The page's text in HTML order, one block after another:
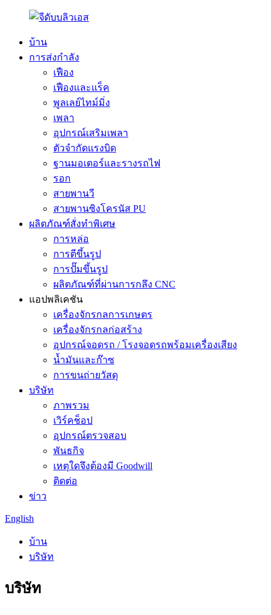
บ้าน
การส่งกำลัง
เฟือง
เฟืองและแร็ค
พูลเลย์ไทม์มิ่ง
เพลา
อุปกรณ์เสริมเพลา
ตัวจำกัดแรงบิด
ฐานมอเตอร์และรางรถไฟ
รอก
สายพานวี
สายพานซิงโครนัส PU
ผลิตภัณฑ์สั่งทำพิเศษ
การหล่อ
การตีขึ้นรูป
การปั๊มขึ้นรูป
ผลิตภัณฑ์ที่ผ่านการกลึง CNC
แอปพลิเคชัน
เครื่องจักรกลการเกษตร
เครื่องจักรกลก่อสร้าง
อุปกรณ์จอดรถ / โรงจอดรถพร้อมเครื่องเสียง
น้ำมันและก๊าซ
การขนถ่ายวัสดุ
บริษัท
ภาพรวม
เวิร์คช็อป
อุปกรณ์ตรวจสอบ
พันธกิจ
เหตุใดจึงต้องมี Goodwill
ติดต่อ
ข่าว
English
บ้าน
บริษัท
บริษัท